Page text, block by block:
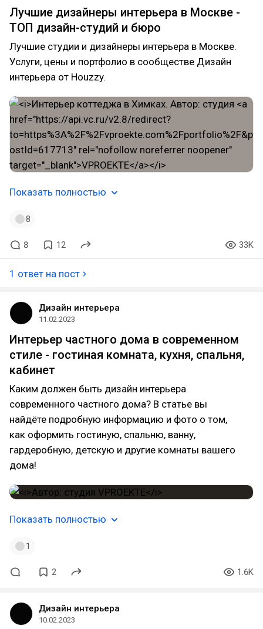
Лучшие дизайнеры интерьера в Москве -
ТОП дизайн-студий и бюро
Лучшие студии и дизайнеры интерьера в Москве.
Услуги, цены и портфолио в сообществе Дизайн
интерьера от Houzzy.
Показать полностью
8
8 12 33K
1 ответ на пост
Дизайн интерьера
11.02.2023
Интерьер частного дома в современном
стиле - гостиная комната, кухня, спальня,
кабинет
Каким должен быть дизайн интерьера
современного частного дома? В статье вы
найдёте подробную информацию и фото о том,
как оформить гостиную, спальню, ванну,
гардеробную, детскую и другие комнаты вашего
дома!
Показать полностью
1
2 1.6K
Дизайн интерьера
10.02.2023